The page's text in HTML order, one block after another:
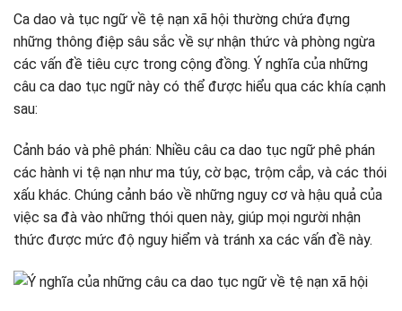
Ca dao và tục ngữ về tệ nạn xã hội thường chứa đựng
những thông điệp sâu sắc về sự nhận thức và phòng ngừa
các vấn đề tiêu cực trong cộng đồng. Ý nghĩa của những
câu ca dao tục ngữ này có thể được hiểu qua các khía cạnh
sau:
Cảnh báo và phê phán: Nhiều câu ca dao tục ngữ phê phán
các hành vi tệ nạn như ma túy, cờ bạc, trộm cắp, và các thói
xấu khác. Chúng cảnh báo về những nguy cơ và hậu quả của
việc sa đà vào những thói quen này, giúp mọi người nhận
thức được mức độ nguy hiểm và tránh xa các vấn đề này.